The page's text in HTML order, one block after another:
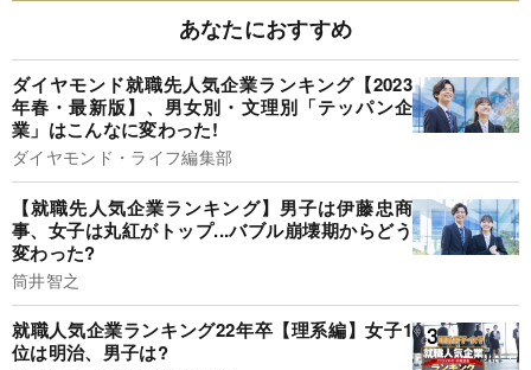
あなたにおすすめ
ダイヤモンド就職先人気企業ランキング【2023
年春・最新版】、男女別・文理別「テッパン企
業」はこんなに変わった!
ダイヤモンド・ライフ編集部
【就職先人気企業ランキング】男子は伊藤忠商
事、女子は丸紅がトップ...バブル崩壊期からどう
変わった?
筒井智之
就職人気企業ランキング22年卒【理系編】女子1
位は明治、男子は?